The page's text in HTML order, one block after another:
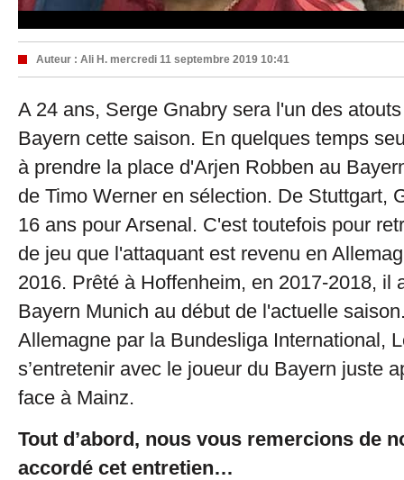
Auteur : Ali H. mercredi 11 septembre 2019 10:41
A 24 ans, Serge Gnabry sera l'un des
Bayern cette saison. En quelques temps
à prendre la place d'Arjen Robben au
de Timo Werner en sélection. De Stuttgart,
16 ans pour Arsenal. C'est toutefois pour
de jeu que l'attaquant est revenu en
2016. Prêté à Hoffenheim, en 2017-2018, il
Bayern Munich au début de l'actuelle
Allemagne par la Bundesliga International,
s’entretenir avec le joueur du Bayern juste
face à Mainz.
Tout d’abord, nous vous remercions de
accordé cet entretien…